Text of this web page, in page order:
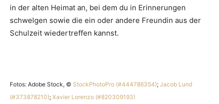
in der alten Heimat an, bei dem du in Erinnerungen
schwelgen sowie die ein oder andere Freundin aus der
Schulzeit wiedertreffen kannst.
Fotos: Adobe Stock, © StockPhotoPro (#444786354); Jacob Lund
(#373878210); Xavier Lorenzo (#820309193)